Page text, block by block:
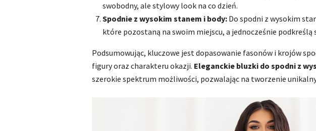
swobodny, ale stylowy look na co dzień.
Spodnie z wysokim stanem i body: Do spodni z wysokim
które pozostaną na swoim miejscu, a jednocześnie podkreślą
Podsumowując, kluczowe jest dopasowanie fasonów i krojów
figury oraz charakteru okazji. Eleganckie bluzki do spodni z
szerokie spektrum możliwości, pozwalając na tworzenie